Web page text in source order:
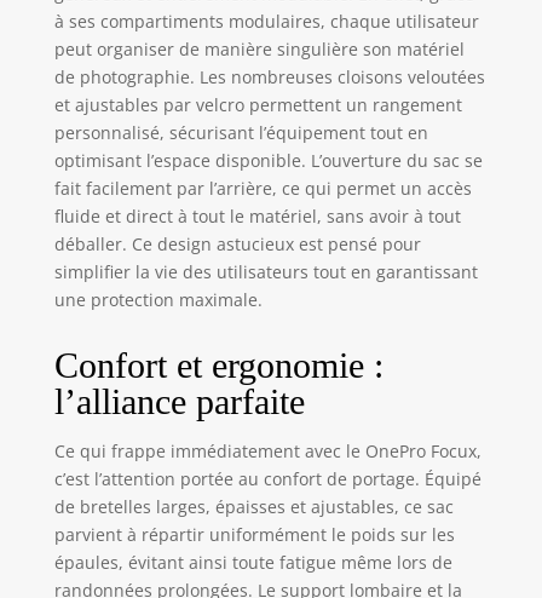
résistance à la
déchirure et une
protection contre
les éclaboussures
tout en restant
léger Ouverture
arrière large à 180°
: Le compartiment
avant de style
sandwich peut être
étendu ou
centrale ouverte
idéale pour ranger
des casques, des
vêtements et plus
encore. L'ouverture
arrière à 180° avec
des séparateurs
personnalisables
garantit un
à ses compartiments modulaires, chaque utilisateur
peut organiser de manière singulière son matériel
de photographie. Les nombreuses cloisons veloutées
et ajustables par velcro permettent un rangement
personnalisé, sécurisant l’équipement tout en
optimisant l’espace disponible. L’ouverture du sac se
fait facilement par l’arrière, ce qui permet un accès
fluide et direct à tout le matériel, sans avoir à tout
déballer. Ce design astucieux est pensé pour
simplifier la vie des utilisateurs tout en garantissant
une protection maximale.
Confort et ergonomie :
l’alliance parfaite
Ce qui frappe immédiatement avec le OnePro Focux,
c’est l’attention portée au confort de portage. Équipé
de bretelles larges, épaisses et ajustables, ce sac
parvient à répartir uniformément le poids sur les
épaules, évitant ainsi toute fatigue même lors de
randonnées prolongées. Le support lombaire et la